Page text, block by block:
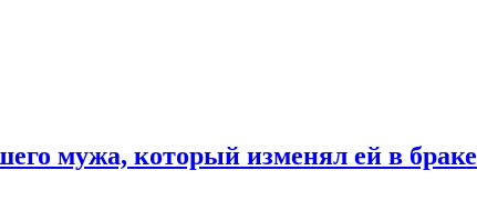
мужа, который изменял ей в браке